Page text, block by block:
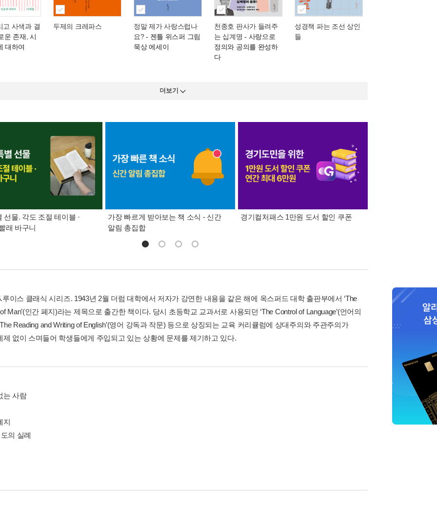
고 사색과 결
운 존재, 시
대하여
두제의 크레파스
정말 제가 사랑스럽나
요?- 젠틀 위스퍼 그림
묵상 에세이
천종호 판사가 들려주
는 십계명 - 사랑으로
정의와 공의를 완성하
다
성경책 파는 조선 상인
들
더보기
선물. 각도 조절 테이블 ·
래 바구니
가장 빠르게 받아보는 책 소식 - 신간
알림 총집합
경기컬처패스 1만원 도서 할인 쿠폰
루이스 클래식 시리즈. 1943년 2월 더럼 대학에서 저자가 강연한 내용을 같은 해에 옥스퍼드 대학 출판부에서 ‘The
Man’(인간 폐지)라는 제목으로 출간한 책이다. 당시 초등학교 교과서로 사용되던 ‘The Control of Language’(언어의
Reading and Writing of English’(영어 강독과 작문) 등으로 상징되는 교육 커리큘럼에 상대주의와 주관주의가
제 없이 스며들어 학생들에게 주입되고 있는 상황에 문제를 제기하고 있다.
는 사람
지
의 실례